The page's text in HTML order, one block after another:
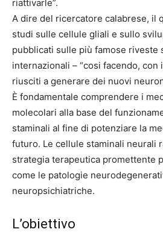
riattivarle”.
A dire del ricercatore calabrese, il
studi sulle cellule gliali e sullo
pubblicati sulle più famose riveste
internazionali – “cosi facendo, con
riusciti a generare dei nuovi
È fondamentale comprendere i
molecolari alla base del
staminali al fine di potenziare la
futuro. Le cellule staminali neurali
strategia terapeutica promettente
come le patologie
neuropsichiatriche.
L’obiettivo